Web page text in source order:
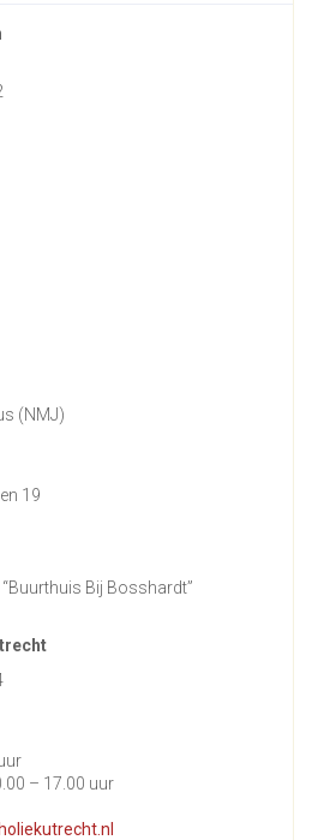
(NMJ)
19
Bij Bosshardt”
– 17.00 uur